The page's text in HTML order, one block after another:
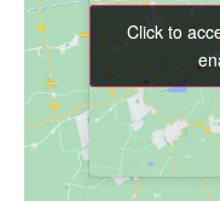
Click to
Click to